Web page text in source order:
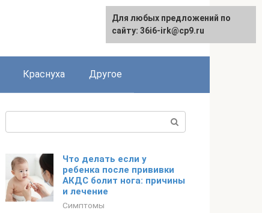
Краснуха Другое
Что делать если у
ребенка после прививки
АКДС болит нога: причины
и лечение
Симптомы
Для любых предложений по
сайту: 36i6-irk@cp9.ru